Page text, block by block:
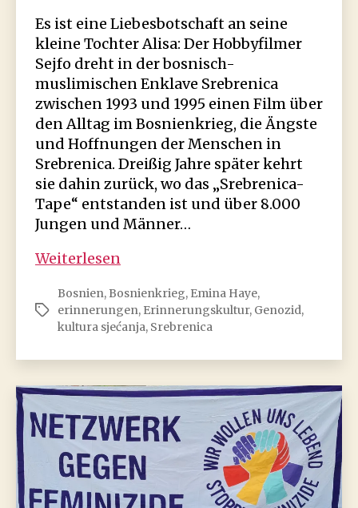
Es ist eine Liebesbotschaft an seine
kleine Tochter Alisa: Der Hobbyfilmer
Sejfo dreht in der bosnisch-
muslimischen Enklave Srebrenica
zwischen 1993 und 1995 einen Film über
den Alltag im Bosnienkrieg, die Ängste
und Hoffnungen der Menschen in
Srebrenica. Dreißig Jahre später kehrt
sie dahin zurück, wo das „Srebrenica-
Tape“ entstanden ist und über 8.000
Jungen und Männer…
Weiterlesen
Tape
–
Liebesbotschaft
aus
Krieg
Schlagwörter
Bosnien, Bosnienkrieg, Emina Haye,
erinnerungen, Erinnerungskultur, Genozid,
kultura sjećanja, Srebrenica